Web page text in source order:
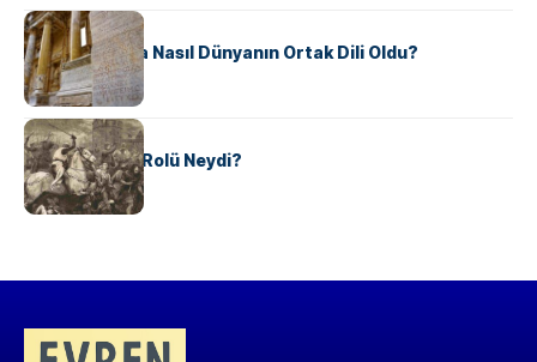
KÜLTÜR
Antik Yunanca Nasıl Dünyanın Ortak Dili Oldu?
KÜLTÜR
Valdensler’in Rolü Neydi?